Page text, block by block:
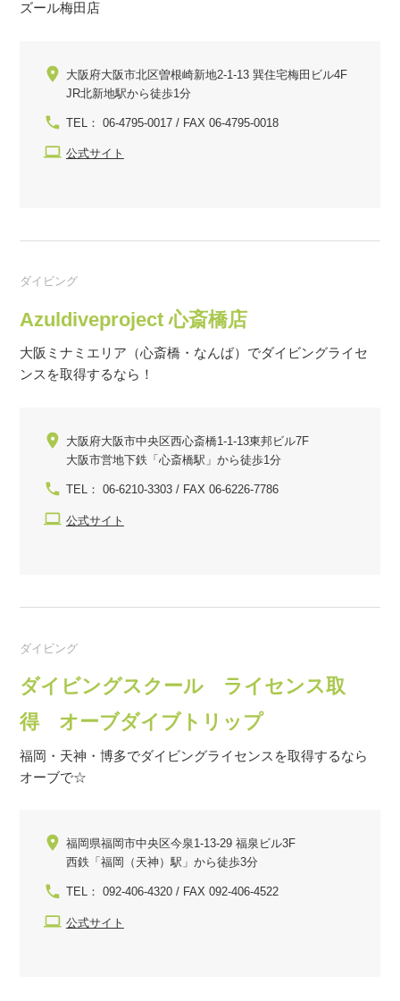
ズール梅田店
大阪府大阪市北区曽根崎新地2-1-13 巽住宅梅田ビル4F
JR北新地駅から徒歩1分
TEL： 06-4795-0017 / FAX 06-4795-0018
公式サイト
ダイビング
Azuldiveproject 心斎橋店
大阪ミナミエリア（心斎橋・なんば）でダイビングライセ
ンスを取得するなら！
大阪府大阪市中央区西心斎橋1-1-13東邦ビル7F
大阪市営地下鉄「心斎橋駅」から徒歩1分
TEL： 06-6210-3303 / FAX 06-6226-7786
公式サイト
ダイビング
ダイビングスクール ライセンス取
得 オーブダイブトリップ
福岡・天神・博多でダイビングライセンスを取得するなら
オーブで☆
福岡県福岡市中央区今泉1-13-29 福泉ビル3F
西鉄「福岡（天神）駅」から徒歩3分
TEL： 092-406-4320 / FAX 092-406-4522
公式サイト